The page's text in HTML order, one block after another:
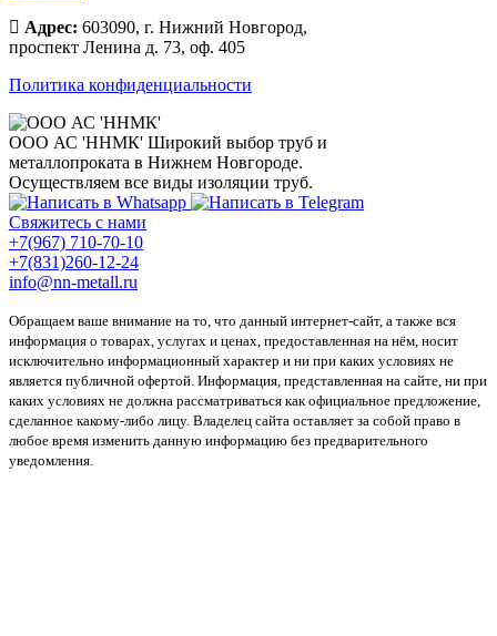
Адрес: 603090, г. Нижний Новгород,
проспект Ленина д. 73, оф. 405
Политика конфиденциальности
ООО АС 'ННМК' Широкий выбор труб и
металлопроката в Нижнем Новгороде.
Осуществляем все виды изоляции труб.
Свяжитесь с нами
+7(967) 710-70-10
+7(831)260-12-24
info@nn-metall.ru
Обращаем ваше внимание на то, что данный интернет-сайт, а также вся
информация о товарах, услугах и ценах, предоставленная на нём, носит
исключительно информационный характер и ни при каких условиях не
является публичной офертой. Информация, представленная на сайте, ни при
каких условиях не должна рассматриваться как официальное предложение,
сделанное какому-либо лицу. Владелец сайта оставляет за собой право в
любое время изменить данную информацию без предварительного
уведомления.